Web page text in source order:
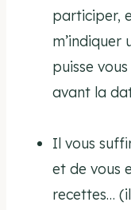
participer,
m’indiquer
puisse
avant la
Il vous
et de vous
recettes…